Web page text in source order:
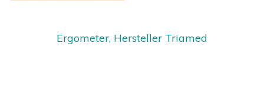
Ergometer, Hersteller Triamed